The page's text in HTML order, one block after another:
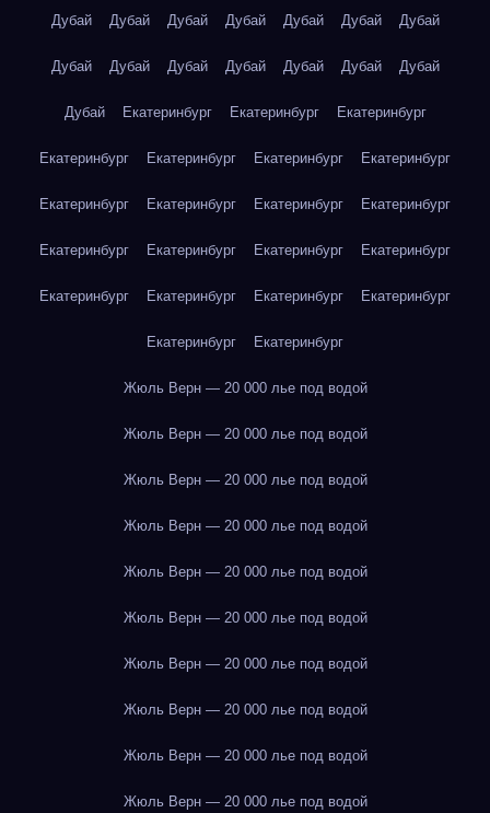
Дубай Дубай Дубай Дубай Дубай Дубай Дубай
Дубай Дубай Дубай Дубай Дубай Дубай Дубай
Дубай Екатеринбург Екатеринбург Екатеринбург
Екатеринбург Екатеринбург Екатеринбург Екатеринбург
Екатеринбург Екатеринбург Екатеринбург Екатеринбург
Екатеринбург Екатеринбург Екатеринбург Екатеринбург
Екатеринбург Екатеринбург Екатеринбург Екатеринбург
Екатеринбург Екатеринбург
Жюль Верн — 20 000 лье под водой
Жюль Верн — 20 000 лье под водой
Жюль Верн — 20 000 лье под водой
Жюль Верн — 20 000 лье под водой
Жюль Верн — 20 000 лье под водой
Жюль Верн — 20 000 лье под водой
Жюль Верн — 20 000 лье под водой
Жюль Верн — 20 000 лье под водой
Жюль Верн — 20 000 лье под водой
Жюль Верн — 20 000 лье под водой